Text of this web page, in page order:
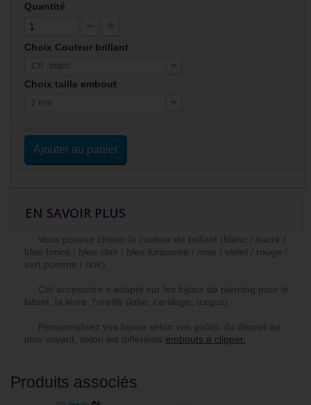
Quantité
Choix Couleur brillant
CR : blanc
Choix taille embout
2 mm
Ajouter au panier
EN SAVOIR PLUS
Vous pouvez choisir la couleur de brillant (blanc / nacré /
bleu foncé / bleu clair / bleu turquoise / rose / violet / rouge /
vert pomme / noir)
Cet accessoire s'adapte sur les bijoux de piercing pour le
labret, la lèvre, l'oreille (lobe, cartilage, tragus).
Personnalisez vos bijoux selon vos goûts, du discret au
plus voyant, selon les différents embouts à clipper.
Produits associés